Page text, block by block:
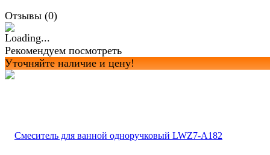
Отзывы (0)
Рекомендуем посмотреть
Уточняйте наличие и цену!